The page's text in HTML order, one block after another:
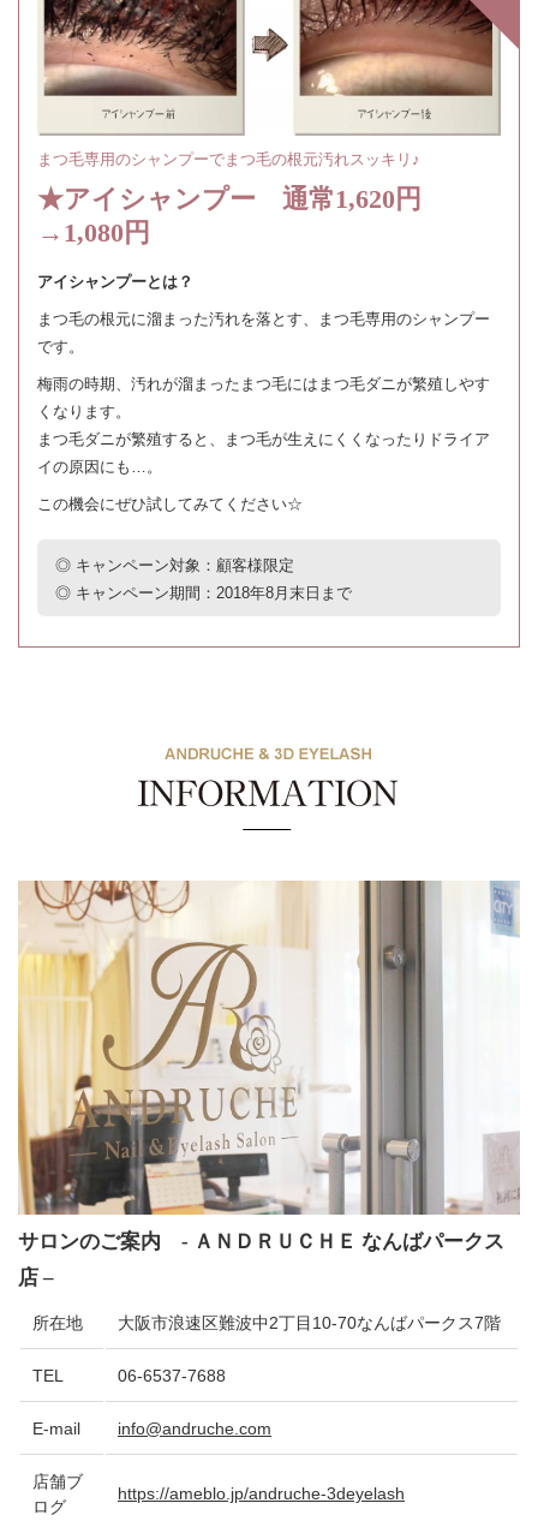
まつ毛専用のシャンプーでまつ毛の根元汚れスッキリ♪
★アイシャンプー 通常1,620円
→1,080円
アイシャンプーとは？
まつ毛の根元に溜まった汚れを落とす、まつ毛専用のシャンプー
です。
梅雨の時期、汚れが溜まったまつ毛にはまつ毛ダニが繁殖しやす
くなります。
まつ毛ダニが繁殖すると、まつ毛が生えにくくなったりドライア
イの原因にも…。
この機会にぜひ試してみてください☆
◎ キャンペーン対象：顧客様限定
◎ キャンペーン期間：2018年8月末日まで
サロンのご案内 - ＡＮＤＲＵＣＨＥ なんばパークス
店 –
所在地 大阪市浪速区難波中2丁目10-70なんばパークス7階
TEL 06-6537-7688
E-mail info@andruche.com
店舗ブ
ログ
https://ameblo.jp/andruche-3deyelash